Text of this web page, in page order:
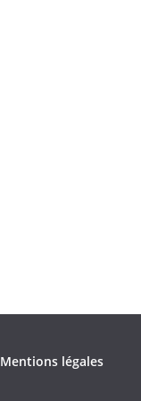
Mentions légales